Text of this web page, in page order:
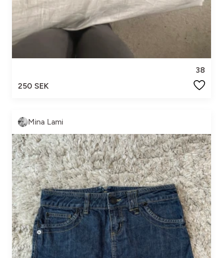
38
250 SEK
Mina Lami